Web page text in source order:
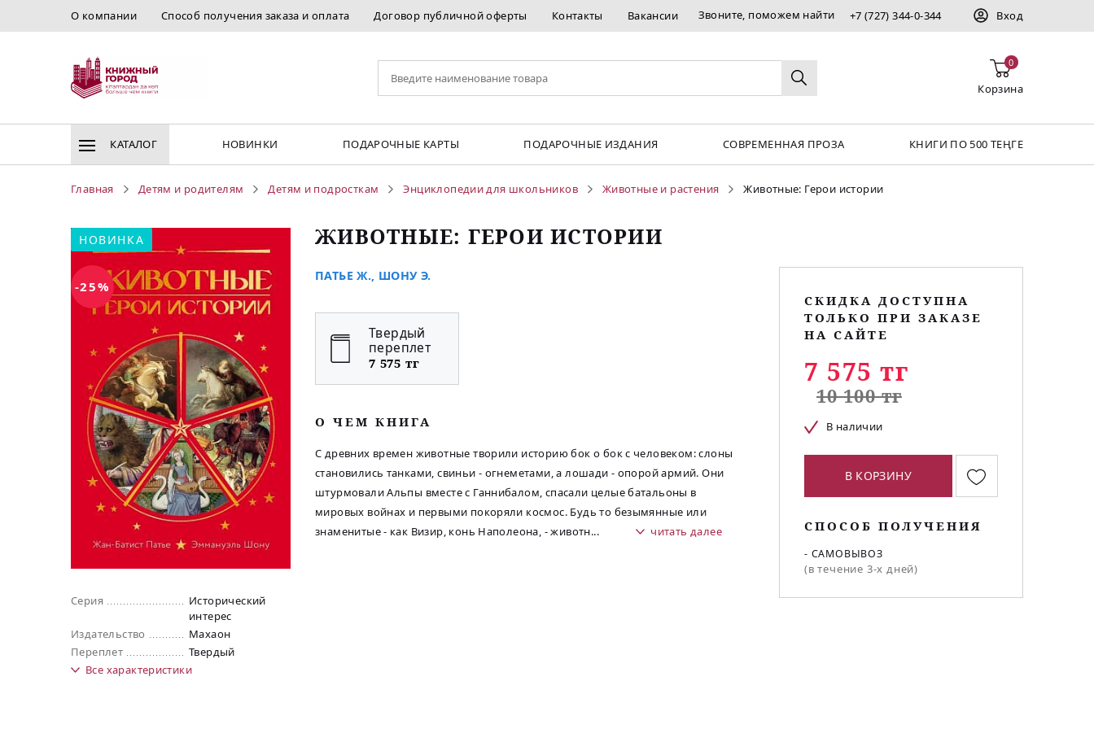
О компании Способ получения заказа и оплата Договор публичной оферты Контакты Вакансии Звоните, поможем найти +7 (727) 344-0-344 Вход
0
Корзина
КАТАЛОГ НОВИНКИ ПОДАРОЧНЫЕ КАРТЫ ПОДАРОЧНЫЕ ИЗДАНИЯ СОВРЕМЕННАЯ ПРОЗА КНИГИ ПО 500 ТЕҢГЕ
Главная Детям и родителям Детям и подросткам Энциклопедии для школьников Животные и растения Животные: Герои истории
НОВИНКА
-25%
Серия
Исторический
интерес
Издательство
Махаон
Переплет
Твердый
Все характеристики
ЖИВОТНЫЕ: ГЕРОИ ИСТОРИИ
ПАТЬЕ Ж., ШОНУ Э.
Твердый
переплет
7 575 тг
O ЧЕМ КНИГА
С древних времен животные творили историю бок о бок с человеком: слоны
становились танками, свиньи - огнеметами, а лошади - опорой армий. Они
штурмовали Альпы вместе с Ганнибалом, спасали целые батальоны в
мировых войнах и первыми покоряли космос. Будь то безымянные или
знаменитые - как Визир, конь Наполеона, - животн... читать далее
СКИДКА ДОСТУПНА
ТОЛЬКО ПРИ ЗАКАЗЕ
НА САЙТЕ
7 575 тг
10 100 тг
В наличии
В КОРЗИНУ
СПОСОБ ПОЛУЧЕНИЯ
- САМОВЫВОЗ
(в течение 3-х дней)